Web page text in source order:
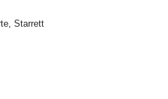
,Starrett